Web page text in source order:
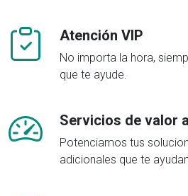
Atención VIP
No importa la hora,
que te ayude.
Servicios de valor
Potenciamos tus
adicionales que te